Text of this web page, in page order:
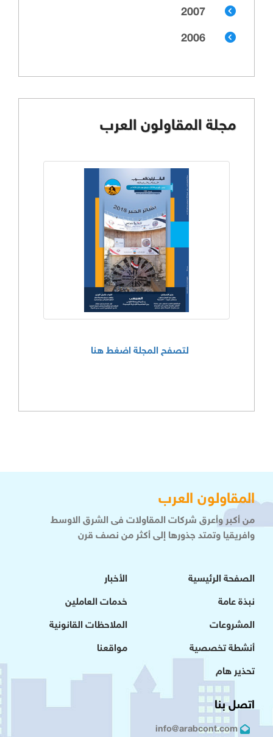
2007
2006
مجلة المقاولون العرب
لتصفح المجلة اضغط هنا
المقاولون العرب
من أكبر وأعرق شركات المقاولات فى الشرق الاوسط
وافريقيا وتمتد جذورها إلى أكثر من نصف قرن
الصفحة الرئيسية
نبذة عامة
المشروعات
أنشطة تخصصية
تحذير هام
الأخبار
خدمات العاملين
الملاحظات القانونية
مواقعنا
اتصل بنا
info@arabcont.com